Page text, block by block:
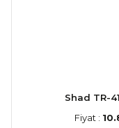
Shad TR-
Fiyat :